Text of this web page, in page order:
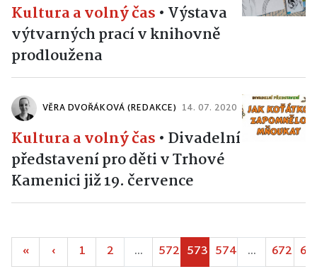
Kultura a volný čas • Výstava
výtvarných prací v knihovně
prodloužena
VĚRA DVOŘÁKOVÁ (REDAKCE) 14. 07. 2020
Kultura a volný čas • Divadelní
představení pro děti v Trhové
Kamenici již 19. července
« ‹ 1 2 ... 572 573 574 ... 672